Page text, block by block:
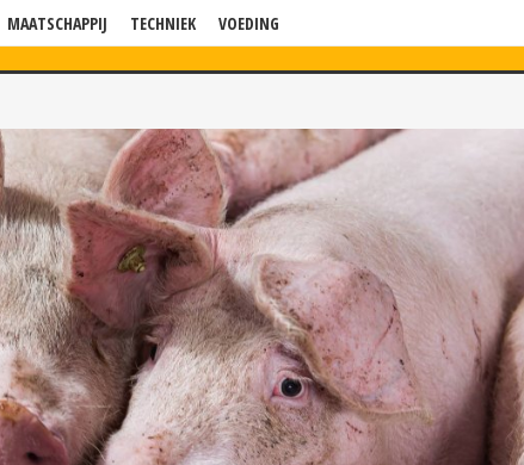
MAATSCHAPPIJ TECHNIEK VOEDING
NIEUWS VERDIEPING BLOG